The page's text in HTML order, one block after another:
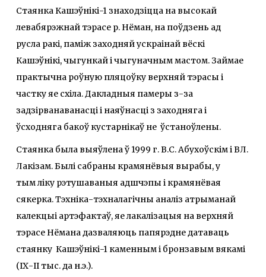
Стаянка Кашэўнікі-1 знаходзіцца на высокай
левабярэжнай тэрасе р. Нёман, на поўдзень ад
русла ракі, паміж заходняй ускраінай вёскі
Кашэўнікі, чыгункай і чыгуначным мастом. Займае
практычна роўную пляцоўку верхняй тэрасы і
частку яе схіла. Дакладныя памеры з-за
задзірванаванасці і наяўнасці з заходняга і
ўсходняга бакоў кустарнікаў не ўстаноўлены.
Стаянка была выяўлена ў 1999 г. В.С. Абухоўскім і ВЛ.
Лакізам. Былі сабраны крамянёвыя вырабы, у
тым ліку рэтушаваныя адшчэпы і крамянёвая
сякерка. Тэхніка-тэхналагічны аналіз атрыманай
калекцыі артэфактаў, яе лакалізацыя на верхняй
тэрасе Нёмана дазваляюць папярэдне датаваць
стаянку Кашэўнікі-1 каменным і бронзавым вякамі
(ІХ-ІІ тыс. да н.э.).